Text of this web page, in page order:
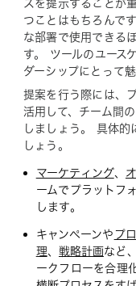
スを提示することが
つことはもちろんで
な部署で使用できる
す。 ツールのユース
ダーシップにとって
提案を行う際には、
活用して、チーム間
しましょう。 具体的
しょう。
マーケティング、
ームでプラットフ
します。
キャンペーンや プ
理、 戦略計画など
ークフローを合理